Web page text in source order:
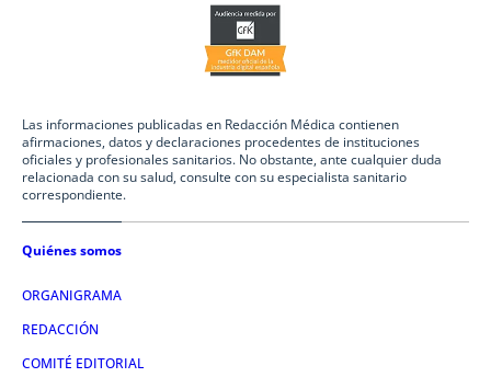
Las informaciones publicadas en Redacción Médica contienen
afirmaciones, datos y declaraciones procedentes de instituciones
oficiales y profesionales sanitarios. No obstante, ante cualquier duda
relacionada con su salud, consulte con su especialista sanitario
correspondiente.
Quiénes somos
ORGANIGRAMA
REDACCIÓN
COMITÉ EDITORIAL